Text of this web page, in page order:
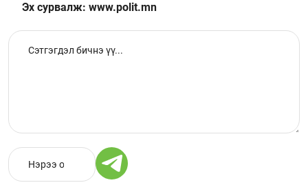
Эх сурвалж: www.polit.mn